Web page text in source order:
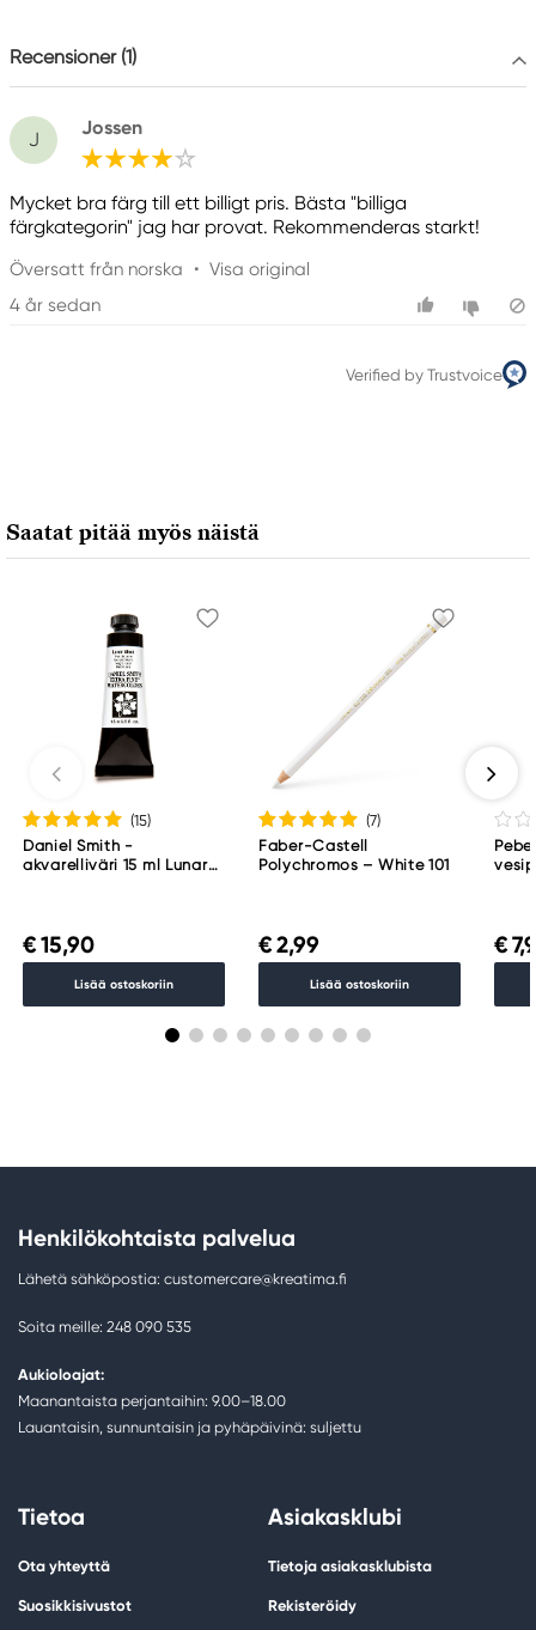
Recensioner (1)
J
Jossen
Mycket bra färg till ett billigt pris. Bästa "billiga
färgkategorin" jag har provat. Rekommenderas starkt!
Översatt från norska • Visa original
4 år sedan
Verified by Trustvoice
Saatat pitää myös näistä
(15)
Daniel Smith -
akvarelliväri 15 ml Lunar
€ 15,90
Lisää ostoskoriin
(7)
Faber-Castell
Polychromos – White 101
€ 2,99
Lisää ostoskoriin
€
Henkilökohtaista palvelua
Lähetä sähköpostia: customercare@kreatima.fi
Soita meille: 248 090 535
Aukioloajat:
Maanantaista perjantaihin: 9.00–18.00
Lauantaisin, sunnuntaisin ja pyhäpäivinä: suljettu
Tietoa
Ota yhteyttä
Suosikkisivustot
Asiakasklubi
Tietoja asiakasklubista
Rekisteröidy